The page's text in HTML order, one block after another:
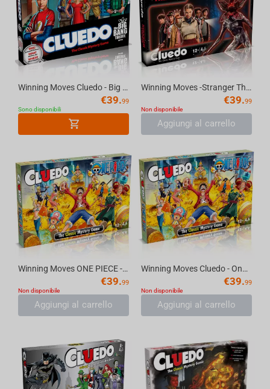
Winning Moves Cluedo - Big Bang Theory Board Game
€39.99
Sono disponibili
Winning Moves -Stranger Things- Cluedo Mystery Board Game English
€39.99
Non disponibile
Aggiungi al carrello
Winning Moves ONE PIECE - Cluedo Mystery Board Game [English]
€39.99
Non disponibile
Aggiungi al carrello
Winning Moves Cluedo - One Piece English Game
€39.99
Non disponibile
Aggiungi al carrello